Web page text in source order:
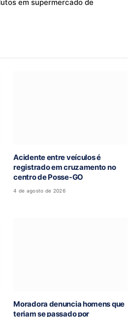
em supermercado de
Acidente entre veículos é
registrado em cruzamento no
centro de Posse-GO
4 de agosto de 2026
Moradora denuncia homens que
teriam se passado por